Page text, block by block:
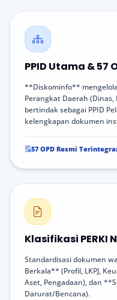
PPID Utama & 57
**Diskominfo**
Perangkat Daerah
bertindak sebagai PPID
kelengkapan dokumen
57 OPD Resmi
Klasifikasi PERKI
Standardisasi dokumen
Berkala** (Profil, LKPJ,
Aset, Pengadaan), dan
Darurat/Bencana).